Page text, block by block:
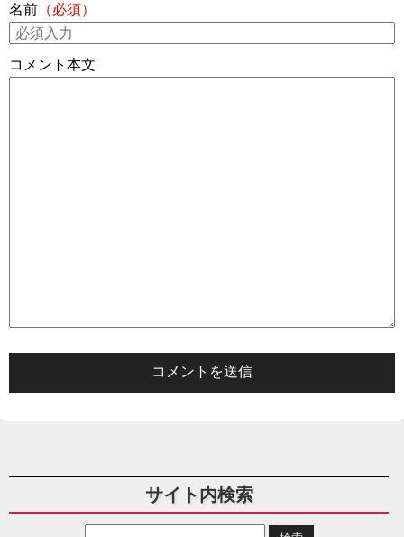
名前 （必須）
コメント本文
サイト内検索